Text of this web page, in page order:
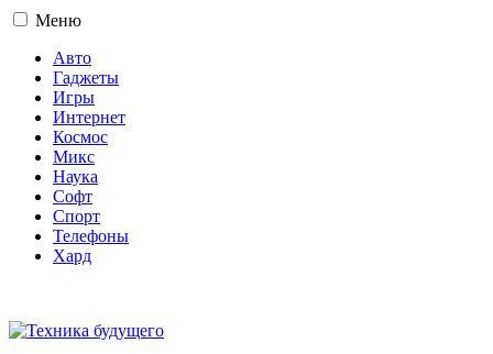
Меню
Авто
Гаджеты
Игры
Интернет
Космос
Микс
Наука
Софт
Спорт
Телефоны
Хард